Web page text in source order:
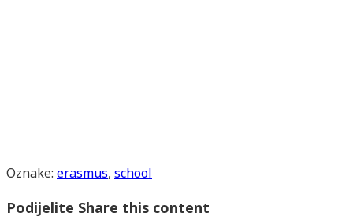
Oznake: erasmus, school
Podijelite Share this content